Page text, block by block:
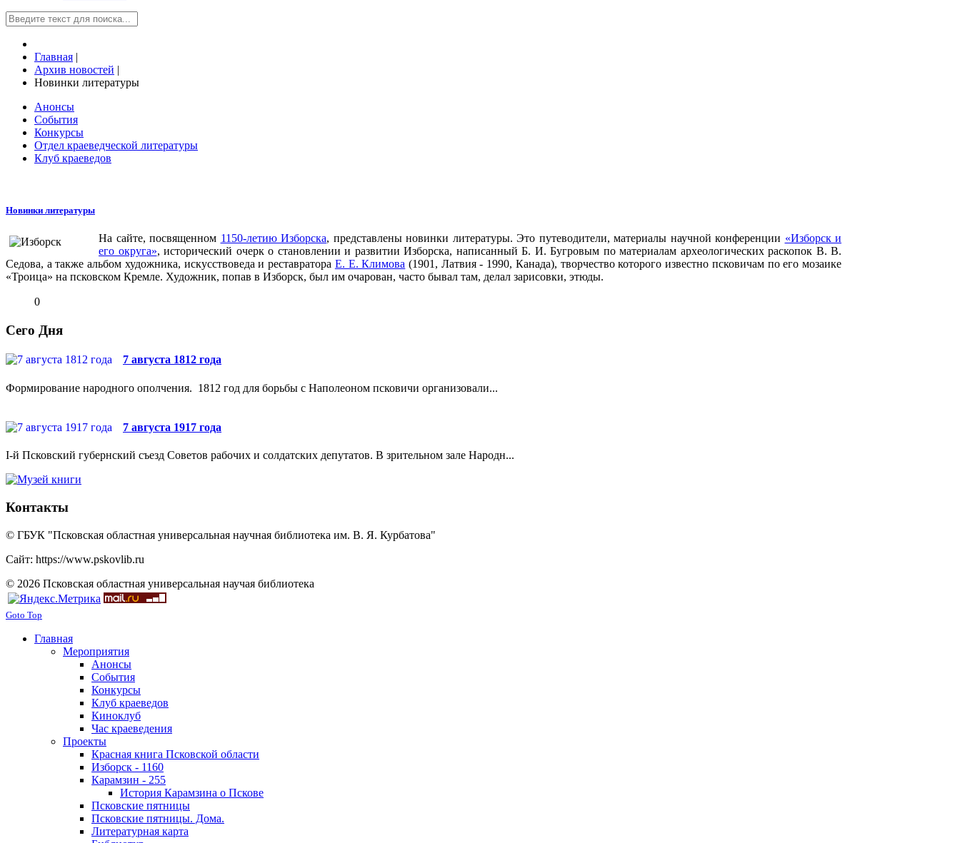
Главная |
Архив новостей |
Новинки литературы
Анонсы
События
Конкурсы
Отдел краеведческой литературы
Клуб краеведов
Новинки литературы
На сайте, посвященном 1150-летию Изборска, представлены новинки литературы. Это путеводители, материалы научной конференции «Изборск и
его округа», исторический очерк о становлении и развитии Изборска, написанный Б. И. Бугровым по материалам археологических раскопок В. В.
Седова, а также альбом художника, искусствоведа и реставратора Е. Е. Климова (1901, Латвия - 1990, Канада), творчество которого известно псковичам по его мозаике
«Троица» на псковском Кремле. Художник, попав в Изборск, был им очарован, часто бывал там, делал зарисовки, этюды.
0
Сего Дня
7 августа 1812 года
Формирование народного ополчения. 1812 год для борьбы с Наполеоном псковичи организовали...
7 августа 1917 года
I-й Псковский губернский съезд Советов рабочих и солдатских депутатов. В зрительном зале Народн...
Контакты
© ГБУК "Псковская областная универсальная научная библиотека им. В. Я. Курбатова"
Сайт: https://www.pskovlib.ru
© 2026 Псковская областная универсальная научая библиотека
Goto Top
Главная
Мероприятия
Анонсы
События
Конкурсы
Клуб краеведов
Киноклуб
Час краеведения
Проекты
Красная книга Псковской области
Изборск - 1160
Карамзин - 255
История Карамзина о Пскове
Псковские пятницы
Псковские пятницы. Дома.
Литературная карта